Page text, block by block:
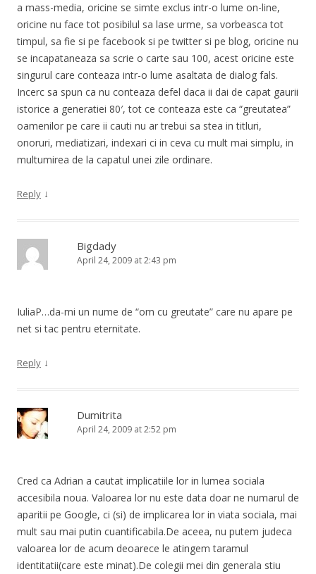
a mass-media, oricine se simte exclus intr-o lume on-line,
oricine nu face tot posibilul sa lase urme, sa vorbeasca tot
timpul, sa fie si pe facebook si pe twitter si pe blog, oricine nu
se incapataneaza sa scrie o carte sau 100, acest oricine este
singurul care conteaza intr-o lume asaltata de dialog fals.
Incerc sa spun ca nu conteaza defel daca ii dai de capat gaurii
istorice a generatiei 80′, tot ce conteaza este ca “greutatea”
oamenilor pe care ii cauti nu ar trebui sa stea in titluri,
onoruri, mediatizari, indexari ci in ceva cu mult mai simplu, in
multumirea de la capatul unei zile ordinare.
Reply ↓
Bigdady
April 24, 2009 at 2:43 pm
IuliaP…da-mi un nume de “om cu greutate” care nu apare pe
net si tac pentru eternitate.
Reply ↓
Dumitrita
April 24, 2009 at 2:52 pm
Cred ca Adrian a cautat implicatiile lor in lumea sociala
accesibila noua. Valoarea lor nu este data doar ne numarul de
aparitii pe Google, ci (si) de implicarea lor in viata sociala, mai
mult sau mai putin cuantificabila.De aceea, nu putem judeca
valoarea lor de acum deoarece le atingem taramul
identitatii(care este minat).De colegii mei din generala stiu